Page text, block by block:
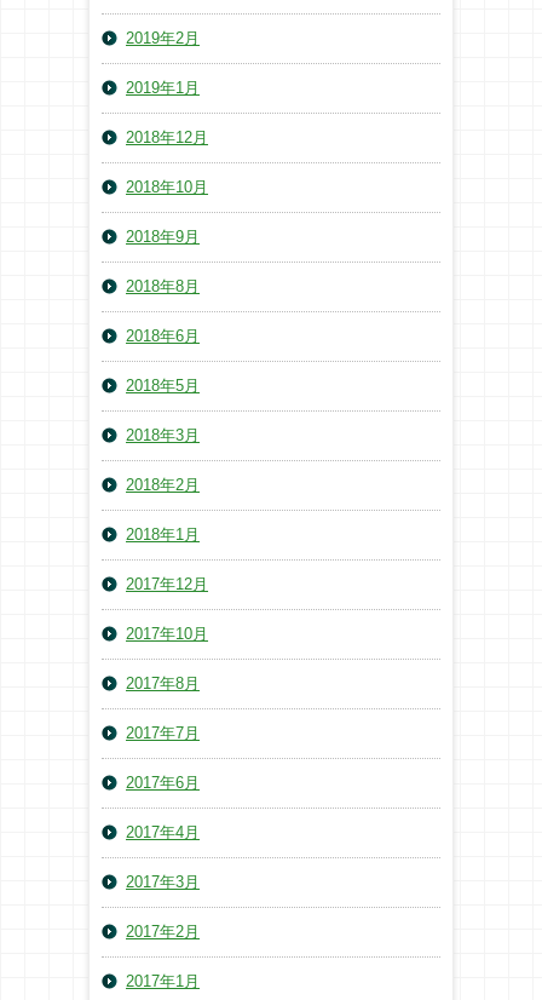
2019年2月
2019年1月
2018年12月
2018年10月
2018年9月
2018年8月
2018年6月
2018年5月
2018年3月
2018年2月
2018年1月
2017年12月
2017年10月
2017年8月
2017年7月
2017年6月
2017年4月
2017年3月
2017年2月
2017年1月